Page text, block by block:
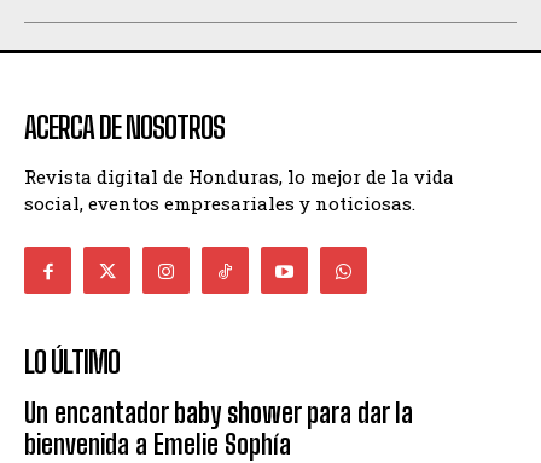
ACERCA DE NOSOTROS
Revista digital de Honduras, lo mejor de la vida
social, eventos empresariales y noticiosas.
LO ÚLTIMO
Un encantador baby shower para dar la
bienvenida a Emelie Sophía